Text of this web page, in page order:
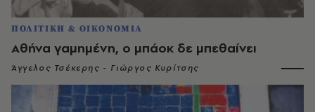
ΠΟΛΙΤΙΚΗ & ΟΙΚΟΝΟΜΙΑ
Aθήνα γαμημένη, ο μπάοκ δε μπεθαίνει
Άγγελος Τσέκερης - Γιώργος Κυρίτσης